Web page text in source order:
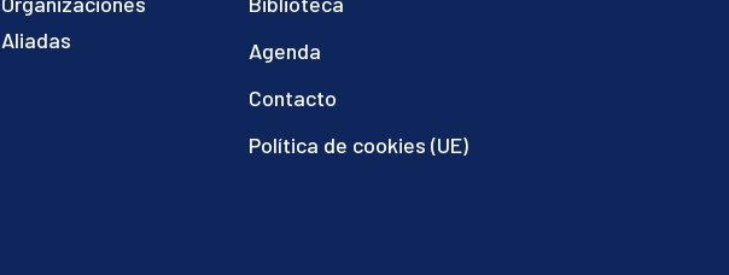
Aliadas
Agenda
Contacto
Política de cookies (UE)